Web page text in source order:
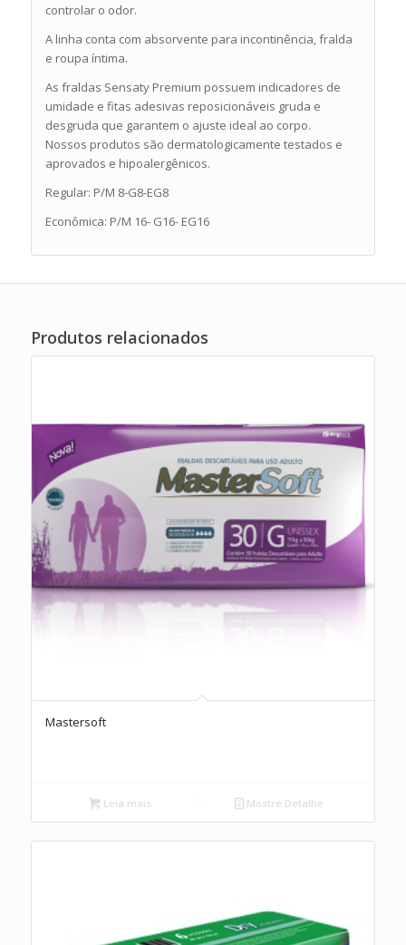
controlar o odor.
A linha conta com absorvente para incontinência, fralda
e roupa íntima.
As fraldas Sensaty Premium possuem indicadores de
umidade e fitas adesivas reposicionáveis gruda e
desgruda que garantem o ajuste ideal ao corpo.
Nossos produtos são dermatologicamente testados e
aprovados e hipoalergênicos.
Regular: P/M 8-G8-EG8
Econômica: P/M 16- G16- EG16
Produtos relacionados
Mastersoft
Leia mais Mostre Detalhe